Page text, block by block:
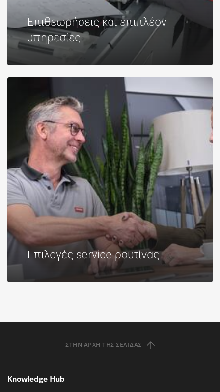
Επιθεωρήσεις και επιπλέον
υπηρεσίες
Επιλογές service ρουτίνας
ΣΤΗΝ ΑΡΧΉ ΤΗΣ ΣΕΛΊΔΑΣ
Knowledge Hub